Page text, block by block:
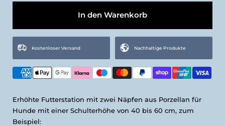
In den Warenkorb
Kostenloser Versand Nachhaltige Produkte
Erhöhte Futterstation mit zwei Näpfen aus Porzellan für
Hunde mit einer Schulterhöhe von 40 bis 60 cm, zum
Beispiel: